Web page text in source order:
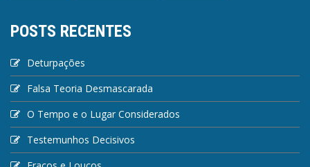
POSTS RECENTES
Deturpações
Falsa Teoria Desmascarada
O Tempo e o Lugar Considerados
Testemunhos Decisivos